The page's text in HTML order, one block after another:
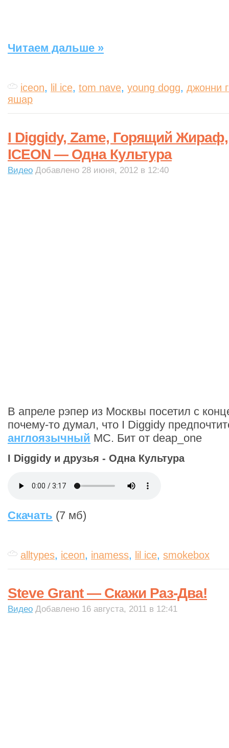
Читаем дальше »
iceon, lil ice, tom nave, young dogg, джонни
яшар
I Diggidy, Zame, Горящий
ICEON — Одна Культура
Видео Добавлено 28 июня, 2012 в 12:40
В апреле рэпер из Москвы посетил с
почему-то думал, что I Diggidy
англоязычный МС. Бит от deap_one
I Diggidy и друзья - Одна Культура
Скачать (7 мб)
alltypes, iceon, inamess, lil ice, smokebox
Steve Grant — Скажи Раз-Два!
Видео Добавлено 16 августа, 2011 в 12:41